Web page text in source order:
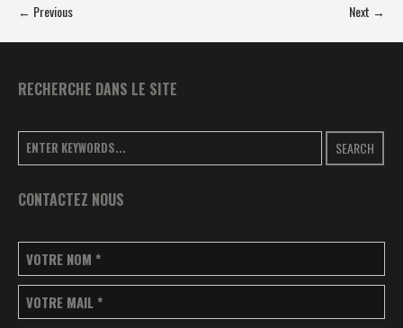
← Previous Next →
RECHERCHE DANS LE SITE
SEARCH
CONTACTEZ NOUS
VOTRE NOM *
VOTRE MAIL *